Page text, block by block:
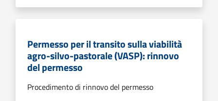
Permesso per il transito sulla viabilità
agro-silvo-pastorale (VASP): rinnovo
del permesso
Procedimento di rinnovo del permesso